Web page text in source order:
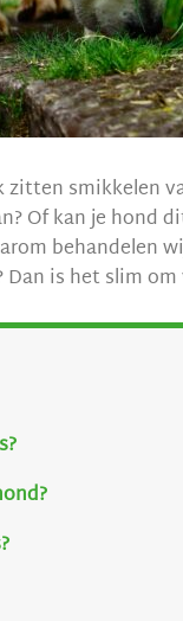
smikkelen
Of kan je hond
behandelen
is het slim